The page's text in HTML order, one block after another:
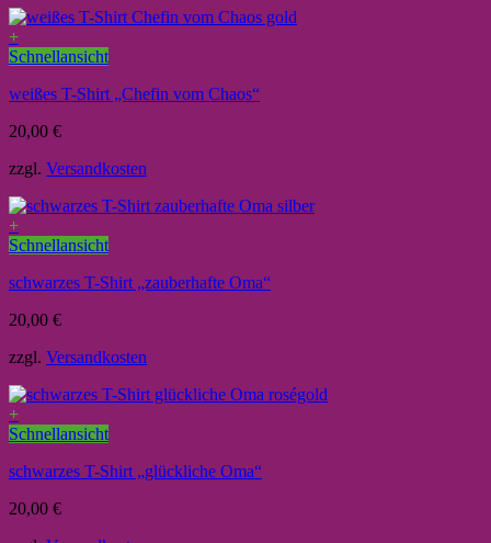
+
Schnellansicht
weißes T-Shirt „Chefin vom Chaos“
20,00 €
zzgl. Versandkosten
+
Schnellansicht
schwarzes T-Shirt „zauberhafte Oma“
20,00 €
zzgl. Versandkosten
+
Schnellansicht
schwarzes T-Shirt „glückliche Oma“
20,00 €